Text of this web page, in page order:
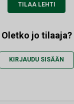
TILAA LEHTI
Oletko jo tilaaja?
KIRJAUDU SISÄÄN